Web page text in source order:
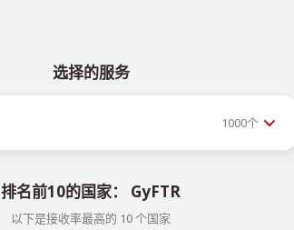
选择的服务
1000个
排名前10的国家： GyFTR
以下是接收率最高的 10 个国家